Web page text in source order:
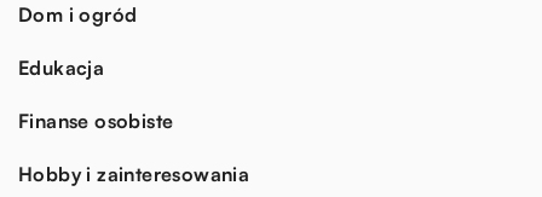
Dom i ogród
Edukacja
Finanse osobiste
Hobby i zainteresowania